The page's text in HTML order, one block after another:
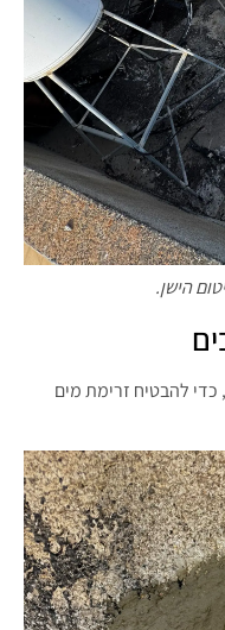
הישן.
כדי להבטיח זרימת מים